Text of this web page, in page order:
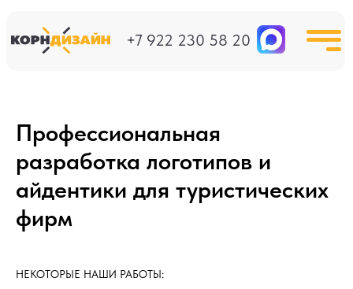
Профессиональная
разработка логотипов и
айдентики для туристических
фирм
НЕКОТОРЫЕ НАШИ РАБОТЫ: